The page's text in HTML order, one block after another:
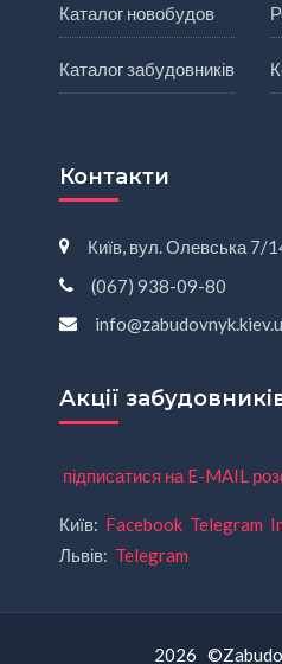
Каталог новобудов
Каталог забудовників
Контакти
Київ, вул. Олевська 7/
(067) 938-09-80
Акції
підписатися на E-MAIL
Київ: Facebook Telegram
Львів: Telegram
2026